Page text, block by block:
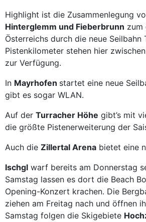
Highlight ist die Zusammenlegung
Hinterglemm und Fieberbrunn zum
Österreichs durch die neue Seilbahn
Pistenkilometer stehen hier
zur Verfügung.
In Mayrhofen startet eine neue
gibt es sogar WLAN.
Auf der Turracher Höhe gibt’s mit
die größte Pistenerweiterung der
Auch die Zillertal Arena bietet eine
Ischgl warf bereits am Donnerstag
Samstag lassen es dort die Beach
Opening-Konzert krachen. Die
ziehen am Freitag nach und öffnen
Samstag folgen die Skigebiete